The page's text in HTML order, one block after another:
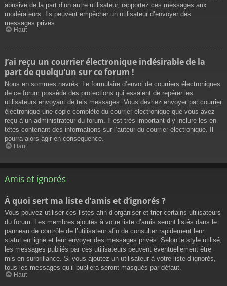
abusive de la part d’un autre utilisateur, rapportez ces messages aux
modérateurs. Ils peuvent empêcher un utilisateur d’envoyer des
messages privés.
Haut
J’ai reçu un courrier électronique indésirable de la
part de quelqu’un sur ce forum !
Nous en sommes navrés. Le formulaire d’envoi de courriers électroniques
de ce forum possède des protections qui essaient de repérer les
utilisateurs envoyant de tels messages. Vous devriez envoyer par courrier
électronique une copie complète du courrier électronique que vous avez
reçu à un administrateur du forum. Il est très important d’y inclure les en-
têtes contenant des informations sur l’auteur du courrier électronique. Il
pourra alors agir en conséquence.
Haut
Amis et ignorés
À quoi sert ma liste d’amis et d’ignorés ?
Vous pouvez utiliser ces listes afin d’organiser et trier certains utilisateurs
du forum. Les membres ajoutés à votre liste d’amis seront listés dans le
panneau de contrôle de l’utilisateur afin de consulter rapidement leur
statut en ligne et leur envoyer des messages privés. Selon le style utilisé,
les messages publiés par ces utilisateurs peuvent éventuellement être
mis en surbrillance. Si vous ajoutez un utilisateur à votre liste d’ignorés,
tous les messages qu’il publiera seront masqués par défaut.
Haut